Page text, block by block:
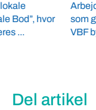
som giver ro i
VBF byder
Del artikel